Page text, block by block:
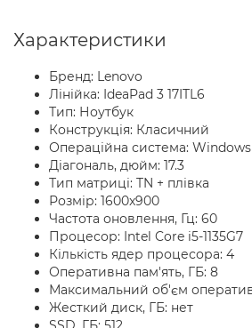
Характеристики
Бренд: Lenovo
Лінійка: IdeaPad 3 17ITL6
Тип: Ноутбук
Конструкція: Класичний
Операційна система: Windows
Діагональ, дюйм: 17.3
Тип матриці: TN + плівка
Розмір: 1600x900
Частота оновлення, Гц: 60
Процесор: Intel Core i5-1135G7
Кількість ядер процесора: 4
Оперативна пам'ять, ГБ: 8
Максимальний об'єм
Жесткий диск, ГБ: нет